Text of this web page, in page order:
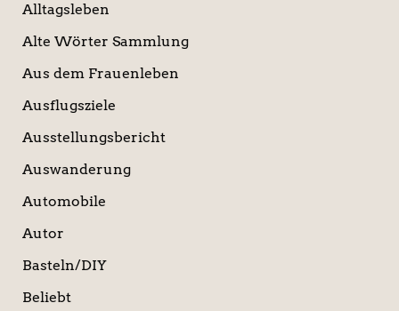
Alltagsleben
Alte Wörter Sammlung
Aus dem Frauenleben
Ausflugsziele
Ausstellungsbericht
Auswanderung
Automobile
Autor
Basteln/DIY
Beliebt